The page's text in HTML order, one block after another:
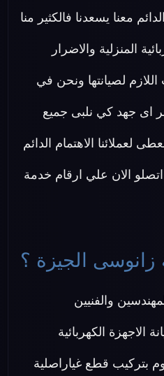
معنا يسعدنا فالكثير منا
المنزلية والاضرار
لصيانتها ونحن في
اى جهد كي نلبى جميع
لعملائنا الاهتمام الدائم
اتصلو الان علي ارقام خدمة
زانوسى الجيزة ؟
والفنيين
الكهربائية
بتركيب قطع غياراصلية